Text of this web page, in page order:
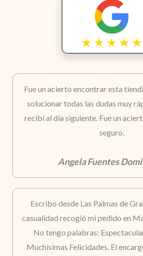
Fue un acierto encontrar esta
solucionar todas las dudas muy
recibí al día siguiente. Fue un
seguro.
Angela Fuentes
Escribo desde Las Palmas de
casualidad recogió mi pedido en
No tengo palabras:
Muchísimas Felicidades. El